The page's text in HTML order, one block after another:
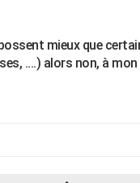
mieux que
....) alors non, à